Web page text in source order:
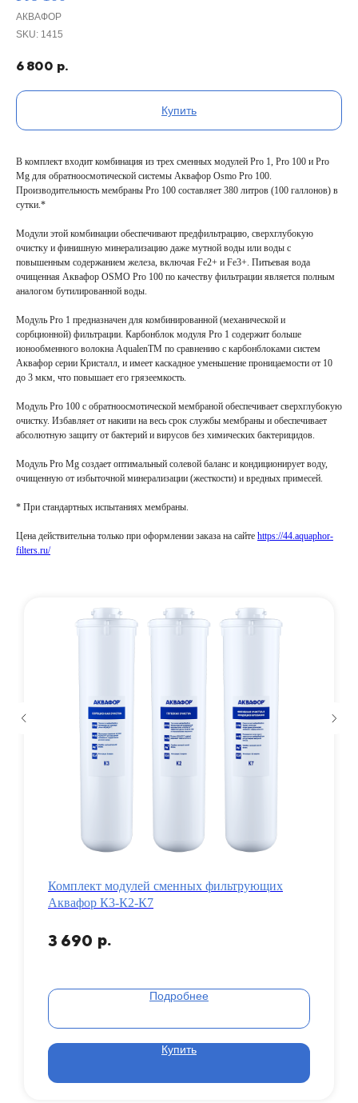
АКВАФОР
SKU: 1415
6 800 р.
Купить
В комплект входит комбинация из трех сменных модулей Pro 1, Pro 100 и Pro
Mg для обратноосмотической системы Аквафор Osmo Pro 100.
Производительность мембраны Pro 100 составляет 380 литров (100 галлонов) в
сутки.*
Модули этой комбинации обеспечивают предфильтрацию, сверхглубокую
очистку и финишную минерализацию даже мутной воды или воды с
повышенным содержанием железа, включая Fe2+ и Fe3+. Питьевая вода
очищенная Аквафор OSMO Pro 100 по качеству фильтрации является полным
аналогом бутилированной воды.
Модуль Pro 1 предназначен для комбинированной (механической и
сорбционной) фильтрации. Карбонблок модуля Pro 1 содержит больше
ионообменного волокна AqualenTM по сравнению с карбонблоками систем
Аквафор серии Кристалл, и имеет каскадное уменьшение проницаемости от 10
до 3 мкм, что повышает его грязеемкость.
Модуль Pro 100 с обратноосмотической мембраной обеспечивает сверхглубокую
очистку. Избавляет от накипи на весь срок службы мембраны и обеспечивает
абсолютную защиту от бактерий и вирусов без химических бактерицидов.
Модуль Pro Mg создает оптимальный солевой баланс и кондиционирует воду,
очищенную от избыточной минерализации (жесткости) и вредных примесей.
* При стандартных испытаниях мембраны.
Цена действительна только при оформлении заказа на сайте https://44.aquaphor-
filters.ru/
Комплект модулей сменных фильтрующих
Аквафор К3-К2-К7
3 690 р.
Подробнее
Купить